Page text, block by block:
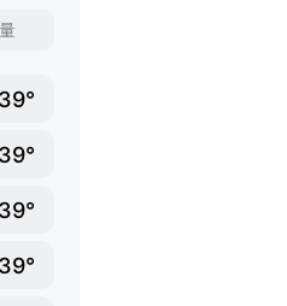
39°
39°
39°
39°